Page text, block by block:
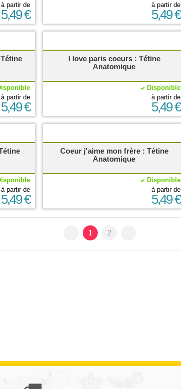
à partir de
5,49 €
à partir de
5,49 €
à partir de
5,49 €
I love paris coeurs : Tétine
Anatomique
Disponible
à partir de
5,49 €
à partir de
5,49 €
Coeur j'aime mon frère : Tétine
Anatomique
Disponible
à partir de
5,49 €
1 2